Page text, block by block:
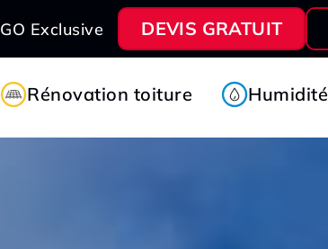
GO Exclusive DEVIS GRATUIT
Rénovation toiture Humidité